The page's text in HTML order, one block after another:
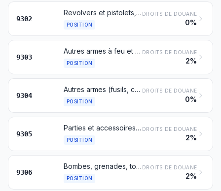
9302
Revolvers et pistolets, autres que ceux des nos 9303 ou 9304
POSITION
DROITS DE DOUANE
0%
9303
Autres armes à feu et engins similaires utilisant la déflagration de la poudre (fusils et carabines de chasse, armes à feu ne pouvant être chargées que par le canon, pistolets lance-fusées et autres engins conçus uniquement pour lancer des fusées de signalisation, pistolets et revolvers pour le tir à blanc, pistolets d'abattage à cheville, canons lance-amarres, par exemple)
POSITION
DROITS DE DOUANE
2%
9304
Autres armes (fusils, carabines et pistolets à ressort, à air comprimé ou à gaz, matraques, par exemple), à l'exclusion de celles du no 9307
POSITION
DROITS DE DOUANE
0%
9305
Parties et accessoires des articles des nos 9301 à 9304
POSITION
DROITS DE DOUANE
2%
9306
Bombes, grenades, torpilles, mines, missiles, cartouches et autres munitions et projectiles, et leurs parties, y compris les chevrotines, plombs de chasse et bourres pour cartouches
POSITION
DROITS DE DOUANE
2%